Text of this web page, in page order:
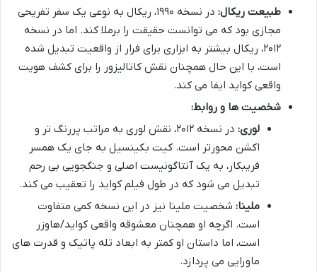
طبیعت ریکال:
در نسخه ۱۹۹۰، ریکال به نوعی یک سفر تفریحی
مجازی بود که می توانست حقیقت را برملا کند. اما در نسخه
۲۰۱۲، ریکال بیشتر به ابزاری برای فرار از واقعیت تبدیل شده
است، با این حال همچنان نقش کاتالیزور را برای کشف هویت
واقعی کواید ایفا می کند.
شخصیت ها و روابط:
لوری:
در نسخه ۲۰۱۲، نقش لوری به مراتب پررنگ تر و
اکشن محورتر است. کیت بکینسیل به جای یک همسر
فریبکار، به یک آنتاگونیست اصلی و جنگجویی بی رحم
تبدیل می شود که در طول فیلم کواید را تعقیب می کند.
ملینا: شخصیت ملینا نیز در این نسخه کمی متفاوت
است. اگرچه او همچنان معشوقه واقعی کواید/هاوزر
است، اما داستان او کمتر به ابعاد تله پاتیک و قدرت های
ماورایی می پردازد.